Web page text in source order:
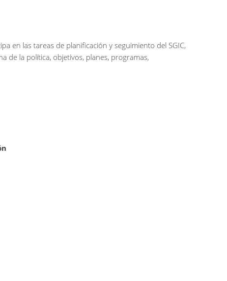
en las tareas de planificación y seguimiento del SGIC,
de la política, objetivos, planes, programas,